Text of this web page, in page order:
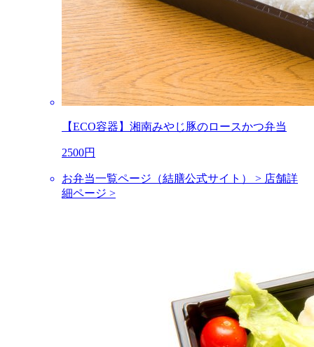
【ECO容器】湘南みやじ豚のロースかつ弁当
2500円
お弁当一覧ページ（結膳公式サイト） > 店舗詳
細ページ >